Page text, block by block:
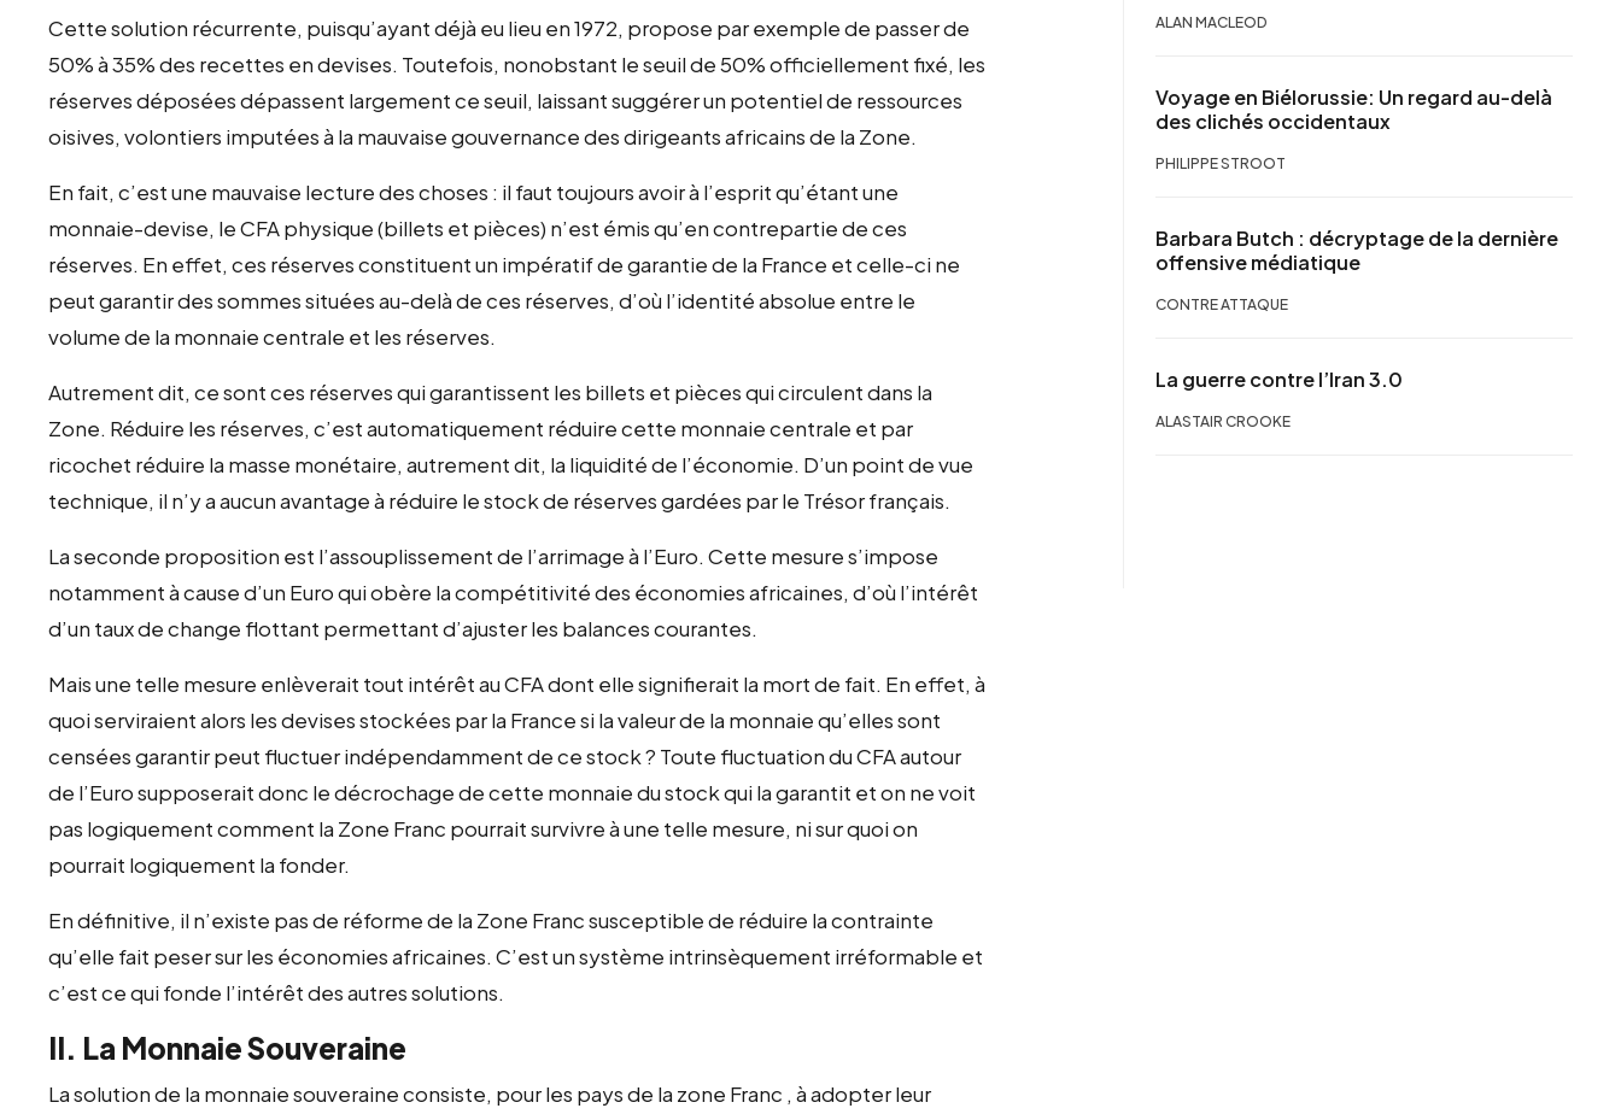
Cette solution récurrente, puisqu’ayant déjà eu lieu en 1972, propose par exemple de passer de
50% à 35% des recettes en devises. Toutefois, nonobstant le seuil de 50% officiellement fixé, les
réserves déposées dépassent largement ce seuil, laissant suggérer un potentiel de ressources
oisives, volontiers imputées à la mauvaise gouvernance des dirigeants africains de la Zone.
En fait, c’est une mauvaise lecture des choses : il faut toujours avoir à l’esprit qu’étant une
monnaie-devise, le CFA physique (billets et pièces) n’est émis qu’en contrepartie de ces
réserves. En effet, ces réserves constituent un impératif de garantie de la France et celle-ci ne
peut garantir des sommes situées au-delà de ces réserves, d’où l’identité absolue entre le
volume de la monnaie centrale et les réserves.
Autrement dit, ce sont ces réserves qui garantissent les billets et pièces qui circulent dans la
Zone. Réduire les réserves, c’est automatiquement réduire cette monnaie centrale et par
ricochet réduire la masse monétaire, autrement dit, la liquidité de l’économie. D’un point de vue
technique, il n’y a aucun avantage à réduire le stock de réserves gardées par le Trésor français.
La seconde proposition est l’assouplissement de l’arrimage à l’Euro. Cette mesure s’impose
notamment à cause d’un Euro qui obère la compétitivité des économies africaines, d’où l’intérêt
d’un taux de change flottant permettant d’ajuster les balances courantes.
Mais une telle mesure enlèverait tout intérêt au CFA dont elle signifierait la mort de fait. En effet, à
quoi serviraient alors les devises stockées par la France si la valeur de la monnaie qu’elles sont
censées garantir peut fluctuer indépendamment de ce stock ? Toute fluctuation du CFA autour
de l’Euro supposerait donc le décrochage de cette monnaie du stock qui la garantit et on ne voit
pas logiquement comment la Zone Franc pourrait survivre à une telle mesure, ni sur quoi on
pourrait logiquement la fonder.
En définitive, il n’existe pas de réforme de la Zone Franc susceptible de réduire la contrainte
qu’elle fait peser sur les économies africaines. C’est un système intrinsèquement irréformable et
c’est ce qui fonde l’intérêt des autres solutions.
II. La Monnaie Souveraine
La solution de la monnaie souveraine consiste, pour les pays de la zone Franc , à adopter leur
ALAN MACLEOD
Voyage en Biélorussie: Un regard au-delà
des clichés occidentaux
PHILIPPE STROOT
Barbara Butch : décryptage de la dernière
offensive médiatique
CONTRE ATTAQUE
La guerre contre l’Iran 3.0
ALASTAIR CROOKE